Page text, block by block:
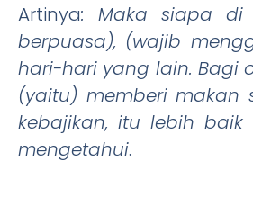
Artinya: Maka siapa di
berpuasa), (wajib
hari-hari yang lain. Bagi
(yaitu) memberi makan
kebajikan, itu lebih
mengetahui.